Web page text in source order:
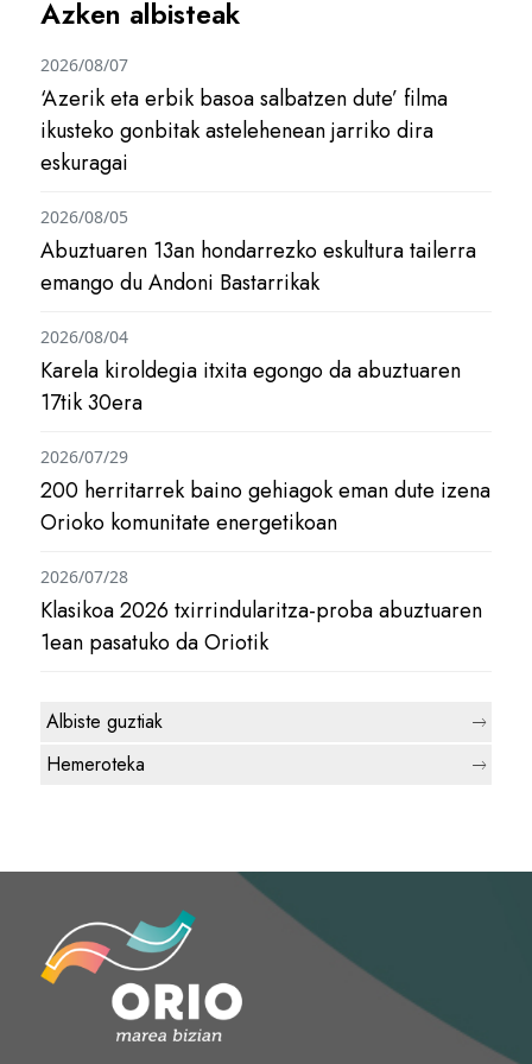
Azken albisteak
‘Azerik eta erbik basoa salbatzen dute’ filma
ikusteko gonbitak astelehenean jarriko dira
eskuragai
2026/08/07
Abuztuaren 13an hondarrezko eskultura tailerra
emango du Andoni Bastarrikak
2026/08/05
Karela kiroldegia itxita egongo da abuztuaren
17tik 30era
2026/08/04
200 herritarrek baino gehiagok eman dute izena
Orioko komunitate energetikoan
2026/07/29
Klasikoa 2026 txirrindularitza-proba abuztuaren
1ean pasatuko da Oriotik
2026/07/28
Albiste guztiak
Hemeroteka